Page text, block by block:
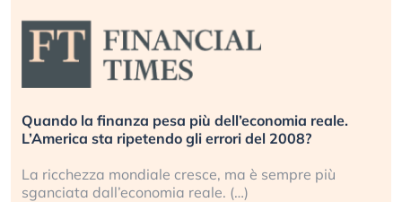
Quando la finanza pesa più dell’economia reale.
L’America sta ripetendo gli errori del 2008?
La ricchezza mondiale cresce, ma è sempre più
sganciata dall’economia reale. (…)